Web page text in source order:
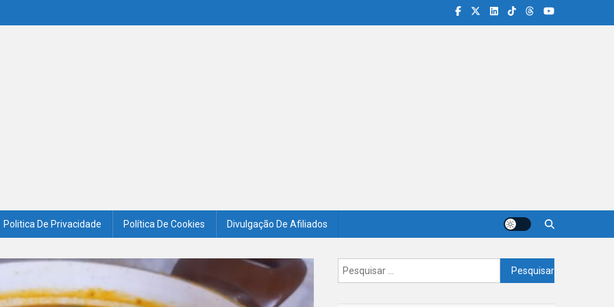
Politica De Privacidade Política De Cookies Divulgação De Afiliados
Pesquisar
por: